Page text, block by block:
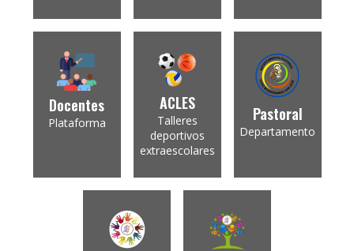
Docentes
Plataforma
ACLES
Talleres
deportivos
extraescolares
Pastoral
Departamento